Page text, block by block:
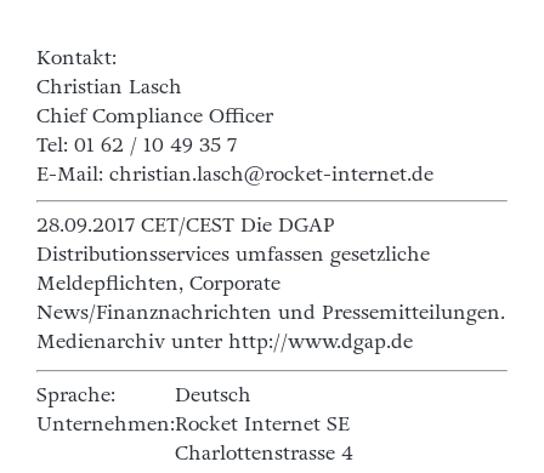
Kontakt:
Christian Lasch
Chief Compliance Officer
Tel: 01 62 / 10 49 35 7
E-Mail: christian.lasch@rocket-internet.de
28.09.2017 CET/CEST Die DGAP
Distributionsservices umfassen gesetzliche
Meldepflichten, Corporate
News/Finanznachrichten und Pressemitteilungen.
Medienarchiv unter http://www.dgap.de
Sprache:
Deutsch
Unternehmen:Rocket Internet SE
Charlottenstrasse 4